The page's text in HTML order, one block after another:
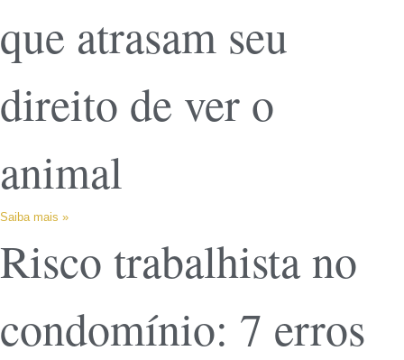
que atrasam seu
direito de ver o
animal
Saiba mais »
Risco trabalhista no
condomínio: 7 erros